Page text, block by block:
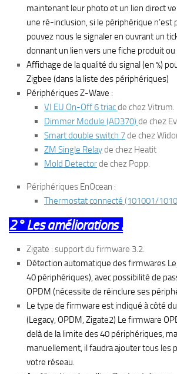
maintenant leur photo et un lien direct
une ré-inclusion, si le périphérique n’est
pouvez nous le signaler en ouvrant un
donnant un lien vers une fiche produit ou
Affichage de la qualité du signal (en %)
Zigbee (dans la liste des périphériques)
Périphériques Z-Wave :
VI EU On-Off 6 triacde chez Vitrum.
Dimmer Module (AD370) de chez
Smart double switch 7de chez
ZM Single Relayde chez Heatit
Mold Detectorde chez Popp.
Périphériques EnOcean :
Thermostat connecté (101001/
2° Les améliorations :
Zigate : support du firmware 3.2.
Détection automatique des firmwares
40 périphériques), avec possibilité de
OPDM (nécessite de réinclure ses
Le type de firmware est indiqué à côté
(Legacy, OPDM, Zigate2) Le firmware
delà de la limite des 40 périphériques,
manuellement, il faudra ajouter tous les
votre réseau.